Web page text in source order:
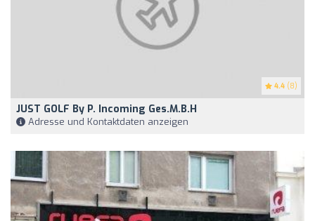
4.4 (8)
JUST GOLF By P. Incoming Ges.m.b.H
Adresse und Kontaktdaten anzeigen